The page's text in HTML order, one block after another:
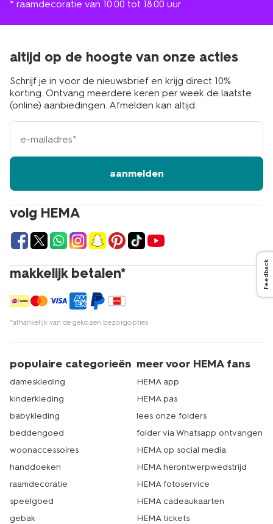
* raamdecoratie van 10.00 tot 18.00 uur
volg HEMA
makkelijk betalen*
*afhankelijk van de gekozen bezorgopties
altijd op de hoogte van onze acties
Schrijf je in voor de nieuwsbrief en krijg direct 10%
korting. Ontvang meerdere keren per week de laatste
(online) aanbiedingen. Afmelden kan altijd.
e-
mailadres
aanmelden
populaire categorieën
dameskleding
kinderkleding
babykleding
beddengoed
woonaccessoires
handdoeken
raamdecoratie
speelgoed
gebak
meer voor HEMA fans
HEMA app
HEMA pas
lees onze folders
folder via Whatsapp ontvangen
HEMA op social media
HEMA herontwerpwedstrijd
HEMA fotoservice
HEMA cadeaukaarten
HEMA tickets
Feedback